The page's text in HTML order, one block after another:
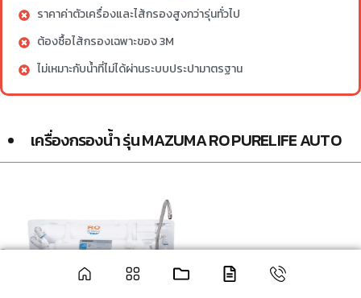
ราคาค่าตัวเครื่องและไส้กรองสูงกว่ารุ่นทั่วไป
ต้องซื้อไส้กรองเฉพาะของ 3M
ไม่เหมาะกับน้ำที่ไม่ได้ผ่านระบบประปามาตรฐาน
เครื่องกรองน้ำ รุ่น MAZUMA RO PURELIFE AUTO